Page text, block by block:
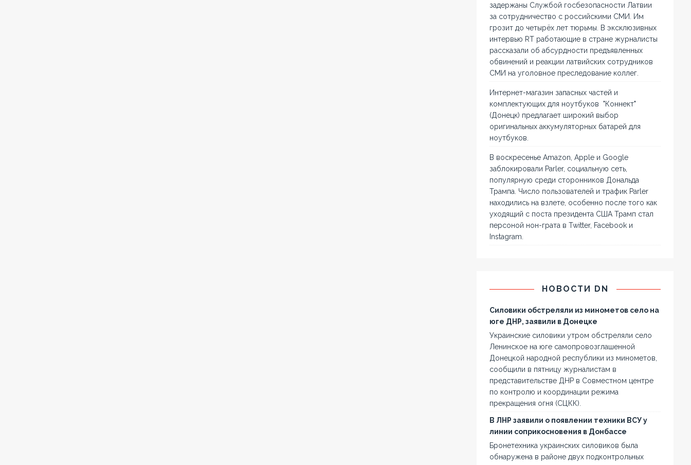
задержаны Службой госбезопасности Латвии
за сотрудничество с российскими СМИ. Им
грозит до четырёх лет тюрьмы. В эксклюзивных
интервью RT работающие в стране журналисты
рассказали об абсурдности предъявленных
обвинений и реакции латвийских сотрудников
СМИ на уголовное преследование коллег.
Интернет-магазин запасных частей и
комплектующих для ноутбуков "Коннект"
(Донецк) предлагает широкий выбор
оригинальных аккумуляторных батарей для
ноутбуков.
В воскресенье Amazon, Apple и Google
заблокировали Parler, социальную сеть,
популярную среди сторонников Дональда
Трампа. Число пользователей и трафик Parler
находились на взлете, особенно после того как
уходящий с поста президента США Трамп стал
персоной нон-грата в Twitter, Facebook и
Instagram.
НОВОСТИ DN
Силовики обстреляли из минометов село на
юге ДНР, заявили в Донецке
Украинские силовики утром обстреляли село
Ленинское на юге самопровозглашенной
Донецкой народной республики из минометов,
сообщили в пятницу журналистам в
представительстве ДНР в Совместном центре
по контролю и координации режима
прекращения огня (СЦКК).
В ЛНР заявили о появлении техники ВСУ у
линии соприкосновения в Донбассе
Бронетехника украинских силовиков была
обнаружена в районе двух подконтрольных